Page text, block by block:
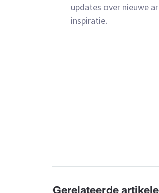
updates over nieuwe
inspiratie.